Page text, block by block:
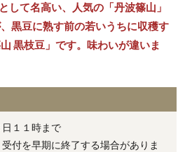
して名高い、人気の「丹波篠山」
黒豆に熟す前の若いうちに収穫す
黒枝豆」です。味わいが違いま
１１時まで
付を早期に終了する場合がありま